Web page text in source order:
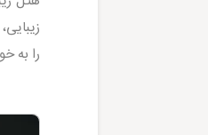
را به